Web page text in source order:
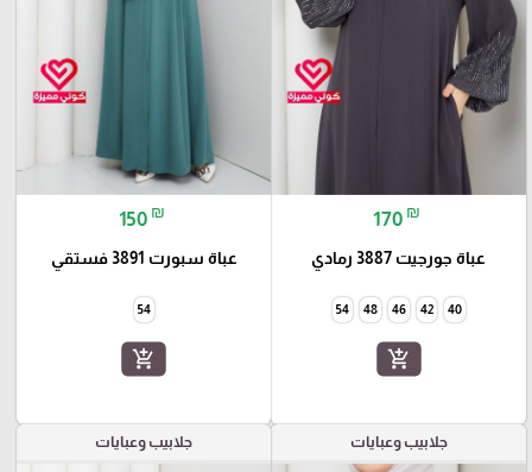
170 ₪
عباة جورجيت 3887 رمادي
40
42
46
48
54
add_shopping_cart
150 ₪
عباة سبورت 3891 فستقي
54
add_shopping_cart
جلابيب وعبايات جلابيب وعبايات